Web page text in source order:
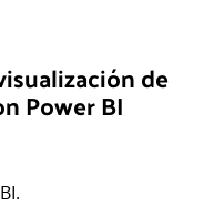
de
Power BI